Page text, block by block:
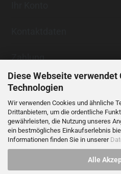
Diese Webseite verwendet
Technologien
Wir verwenden Cookies und ähnliche
Drittanbietern, um die ordentliche
gewährleisten, die Nutzung unseres
ein bestmögliches Einkaufserlebnis
Informationen finden Sie in unserer
Alle
Zahlung
Vertrag